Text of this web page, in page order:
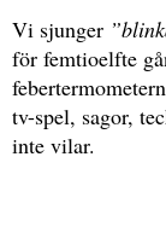
Vi sjunger
för femtioelfte
tv-spel, sagor,
inte vilar.